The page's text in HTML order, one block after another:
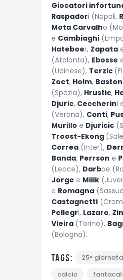
Giocatori
Raspadori (Napoli,
Mota Carvalho
e Cambiaghi
Hateboer, Zapata
(Atalanta), Ebosse
(Udinese), Terzic
Zoet, Holm,
(Spezia), Hrustic,
Djuric, Ceccherini
(Verona), Conti,
Murillo e Djuricic
Troost-Ekong
Correa (Inter),
Banda, Perrson e
(Lecce), Darboe
Jorge e Milik
e Romagna
Castagnetti
Pellegri, Lazaro,
Vieira (Torino),
(Bologna).
Tags:
25°
calcio